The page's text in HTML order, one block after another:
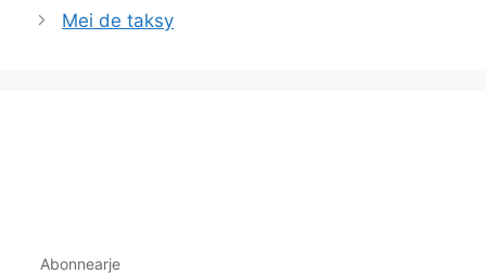
Mei de taksy
Abonnearje